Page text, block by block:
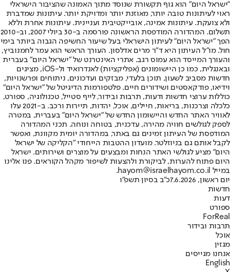
"ישראל היום" הוא גוף תקשורת שנוסד מתוך האמונה שהציבור הישראלי
ראוי לעיתונות טובה יותר, מאוזנת יותר ומדויקת יותר. עיתונות שמדברת
ולא צועקת. עיתונות אמינה, אובייקטיבית ועניינית. עיתונות אחרת וללא
תשלום. המהדורה המודפסת הראשונה פורסמה ב-30 ביולי 2007, וב-2010
הפך "ישראל היום" לעיתון הישראלי בעל שיעור החשיפה הגבוה ביותר בימי
חול. מו"ל העיתון היא ד"ר מרים אדלסון. העורך הראשי הוא עמר לחמנוביץ,
והעורך המייסד הוא עמוס רגב. אתרי האינטרנט של "ישראל היום" בעברית
ובאנגלית, כמו כן היישומונים (אפליקציות) לאנדרואיד ול-iOS, מציגים
חדשות מסביב לשעון, תוכן בלעדי, מבזקים ועדכונים, ניתוחים ופרשנויות,
וידיאו, פודקאסטים ושידורים חיים. פלטפורמות הדיגיטל של "ישראל היום"
כוללות ערוצי חדשות ודעות, תרבות ובידור, לייף סטייל, טכנולוגיה, ספורט,
כלכלה וצרכנות, בריאות, חיילים, אוכל, יהדות, תיירות ורכב. ב-2021 עלו
לאוויר האתר החדש והיישומון החדש של "ישראל היום" בעברית, במטרה
לספק לגולשים חוויה מהירה, עדכנית, בטוחה ונוחה. תכני המהדורה
המודפסת של העיתון זמינים גם באתר, במהדורה יומית מקוונת, ואפשר
לקבל אותם גם בניוזלטר. מועדון ההטבות הייחודי "הקליקה של ישראל
היום" מציע לגולשי האתר הנחות ומבצעים על מוצרים ושירותים. ישראל
היום פתוח להערות, לביקורת ולהצעות לשיפור מקהל הקוראים. פנו אלינו
במייל hayom@israelhayom.co.il.
יום ראשון, 7.6.2026
כ"ב בסיון תשפ"ו
חדשות
דעות
ספורט
ForReal
תרבות ובידור
אוכל
מגזין
אנחנו מגייסים
English